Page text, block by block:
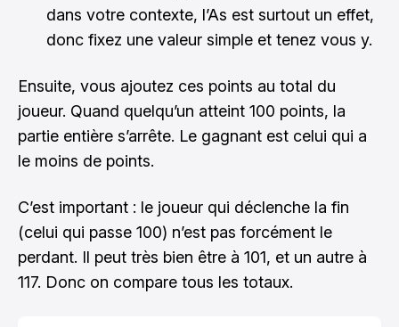
dans votre contexte, l’As est surtout un effet,
donc fixez une valeur simple et tenez vous y.
Ensuite, vous ajoutez ces points au total du
joueur. Quand quelqu’un atteint 100 points, la
partie entière s’arrête. Le gagnant est celui qui a
le moins de points.
C’est important : le joueur qui déclenche la fin
(celui qui passe 100) n’est pas forcément le
perdant. Il peut très bien être à 101, et un autre à
117. Donc on compare tous les totaux.